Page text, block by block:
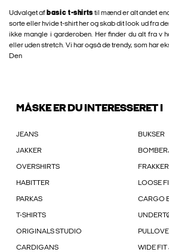
Udvalget af basic t-shirts til mænd er alt andet
sorte eller hvide t-shirt her og skab dit look ud fra
ikke mangle i garderoben. Her finder du alt fra v
eller uden stretch. Vi har også de trendy, som har
Den
MÅSKE ER DU INTERESSERET I
JEANS BUKSER
JAKKER
OVERSHIRTS FRAKKER
HABITTER LOOSE
PARKAS CARGO
T-SHIRTS
ORIGINALS STUDIO
CARDIGANS WIDE FIT